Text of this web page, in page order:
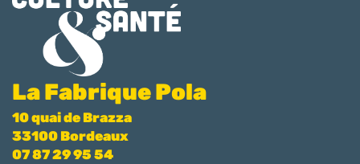
La Fabrique Pola
10 quai de Brazza
33100 Bordeaux
07 87 29 95 54